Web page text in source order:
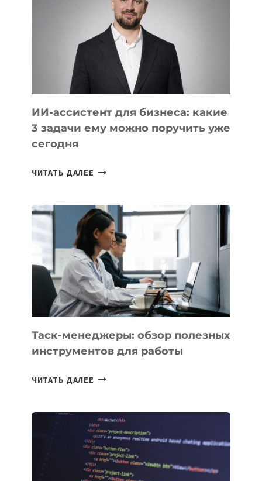
РАЗВИВАЮТ
ТЕХНОЛОГИЧЕСКОЕ
ОБРАЗОВАНИЕ
ТАДЖИКИСТАНА
ИИ-ассистент для бизнеса: какие
3 задачи ему можно поручить уже
сегодня
ЧИТАТЬ ДАЛЕЕ ИИ-
БИЗНЕСА:
КАКИЕ
3
ЗАДАЧИ
ЕМУ
МОЖНО
ПОРУЧИТЬ
УЖЕ
Таск-менеджеры: обзор полезных
инструментов для работы
ЧИТАТЬ ДАЛЕЕ ТАСК-
ПОЛЕЗНЫХ
ИНСТРУМЕНТОВ
ДЛЯ
РАБОТЫ